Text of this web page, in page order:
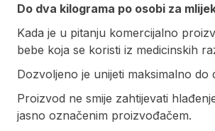
Do dva kilograma po osobi za
Kada je u pitanju komercijalno
bebe koja se koristi iz medicinskih
Dozvoljeno je unijeti maksimalno do
Proizvod ne smije zahtijevati
jasno označenim proizvođačem.